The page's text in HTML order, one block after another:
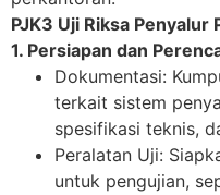
PJK3 Uji Riksa
1. Persiapan dan
Dokumentasi:
terkait sistem
spesifikasi teknis,
Peralatan Uji:
untuk pengujian,